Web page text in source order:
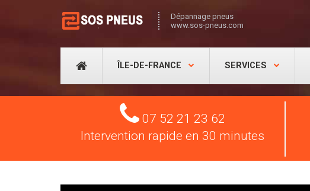
Dépannage pneus
www.sos-pneus.com
ÎLE-DE-FRANCE SERVICES
Tel
07 52 21 23 62
Intervention rapide en 30 minutes